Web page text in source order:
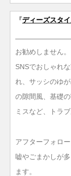
『ディーズスタ
お勧めしません。
SNSでおしゃれ
れ、サッシのゆ
の隙間風、基礎
ミスなど、トラ
アフターフォロ
嘘やごまかしが
ます。